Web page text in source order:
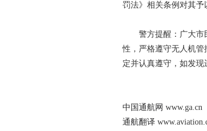
罚法》相关条例对其予
警方提醒：广大市民
性，严格遵守无人机
定并认真遵守，如发现
中国通航网 www.ga.cn
通航翻译